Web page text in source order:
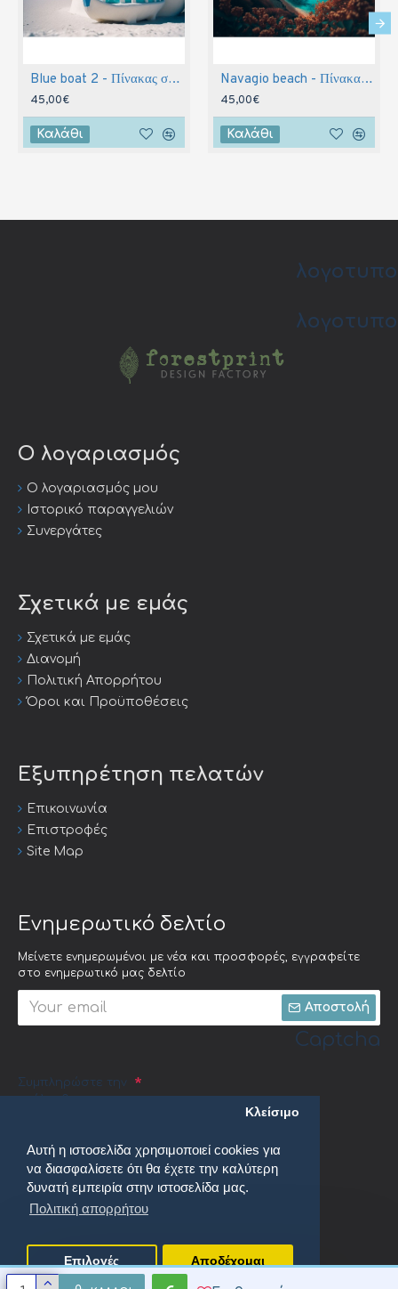
Αυτή η ιστοσελίδα χρησιμοποιεί cookies για
να διασφαλίσετε ότι θα έχετε την καλύτερη
δυνατή εμπειρία στην ιστοσελίδα μας.
Πολιτική απορρήτου
Κλείσιμο
Επιλογές Αποδέχομαι
Blue boat 2 - Πίνακας σε καμβά
45,00€
Καλάθι
Navagio beach - Πίνακας σε καμβά
45,00€
Καλάθι
λογοτυπο
λογοτυπο
Ο λογαριασμός
Ο λογαριασμός μου
Ιστορικό παραγγελιών
Συνεργάτες
Σχετικά με εμάς
Σχετικά με εμάς
Διανομή
Πολιτική Απορρήτου
Όροι και Προϋποθέσεις
Εξυπηρέτηση πελατών
Επικοινωνία
Επιστροφές
Site Map
Ενημερωτικό δελτίο
Μείνετε ενημερωμένοι με νέα και προσφορές, εγγραφείτε
στο ενημερωτικό μας δελτίο
Αποστολή
Captcha
Συμπληρώστε την
ακόλουθη
Πολιτική απορρήτου